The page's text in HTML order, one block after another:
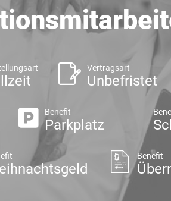
Vertragsart
Unbefristet
Benefit
Parkplatz
Benefit